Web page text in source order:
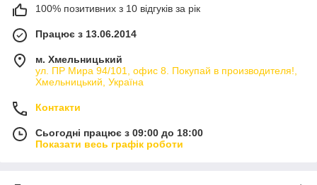
100% позитивних з 10 відгуків за рік
Працює з 13.06.2014
м. Хмельницький
ул. ПР Мира 94/101, офис 8. Покупай в производителя!,
Хмельницький, Україна
Контакти
Сьогодні працює з 09:00 до 18:00
Показати весь графік роботи